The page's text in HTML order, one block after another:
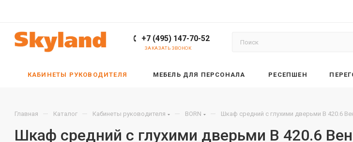
+7 (495) 147-70-52
ЗАКАЗАТЬ ЗВОНОК
КАБИНЕТЫ РУКОВОДИТЕЛЯ МЕБЕЛЬ ДЛЯ ПЕРСОНАЛА РЕСЕПШЕН
Главная — Каталог — Кабинеты руководителя — BORN — Шкаф средний с глухими дверьми B 420.6
Шкаф средний с глухими дверьми B 420.6